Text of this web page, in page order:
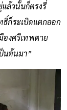
ล้วนั้นก็ตรงรี่
ธิ์ก็ระเบิดแตกออก
องศรีเทพตาย
นต้นมา”